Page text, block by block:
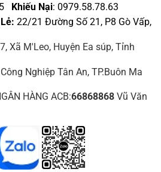
Khiếu Nại: 0979.58.78.63
22/21 Đường Số 21, P8 Gò Vấp,
Xã M'Leo, Huyện Ea súp, Tỉnh
Nghiệp Tân An, TP.Buôn Ma
HÀNG ACB:66868868Vũ Văn